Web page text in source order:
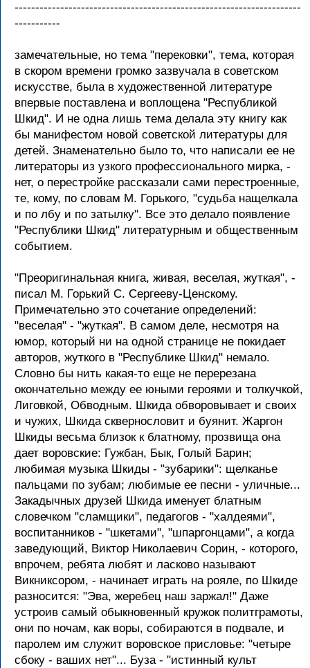
---------------------------------------------------------------------
-----------
замечательные, но тема "перековки", тема, которая
в скором времени громко зазвучала в советском
искусстве, была в художественной литературе
впервые поставлена и воплощена "Республикой
Шкид". И не одна лишь тема делала эту книгу как
бы манифестом новой советской литературы для
детей. Знаменательно было то, что написали ее не
литераторы из узкого профессионального мирка, -
нет, о перестройке рассказали сами перестроенные,
те, кому, по словам М. Горького, "судьба нащелкала
и по лбу и по затылку". Все это делало появление
"Республики Шкид" литературным и общественным
событием.
"Преоригинальная книга, живая, веселая, жуткая", -
писал М. Горький С. Сергееву-Ценскому.
Примечательно это сочетание определений:
"веселая" - "жуткая". В самом деле, несмотря на
юмор, который ни на одной странице не покидает
авторов, жуткого в "Республике Шкид" немало.
Словно бы нить какая-то еще не перерезана
окончательно между ее юными героями и толкучкой,
Лиговкой, Обводным. Шкида обворовывает и своих
и чужих, Шкида сквернословит и буянит. Жаргон
Шкиды весьма близок к блатному, прозвища она
дает воровские: Гужбан, Бык, Голый Барин;
любимая музыка Шкиды - "зубарики": щелканье
пальцами по зубам; любимые ее песни - уличные...
Закадычных друзей Шкида именует блатным
словечком "сламщики", педагогов - "халдеями",
воспитанников - "шкетами", "шпаргонцами", а когда
заведующий, Виктор Николаевич Сорин, - которого,
впрочем, ребята любят и ласково называют
Викниксором, - начинает играть на рояле, по Шкиде
разносится: "Эва, жеребец наш заржал!" Даже
устроив самый обыкновенный кружок политграмоты,
они по ночам, как воры, собираются в подвале, и
паролем им служит воровское присловье: "четыре
сбоку - ваших нет"... Буза - "истинный культ